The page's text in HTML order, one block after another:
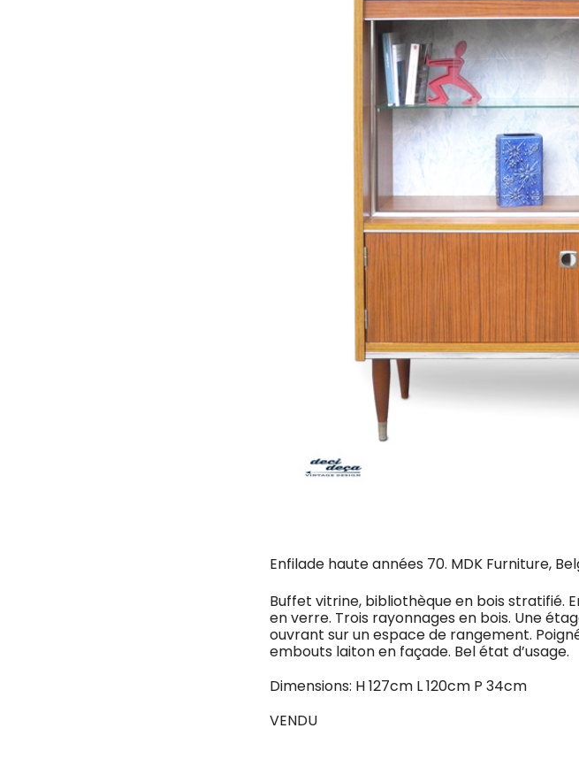
Enfilade haute années 70. MDK Furniture,
Buffet vitrine, bibliothèque en bois stratifié.
en verre. Trois rayonnages en bois. Une
ouvrant sur un espace de rangement.
embouts laiton en façade. Bel état d’usage.
Dimensions: H 127cm L 120cm P 34cm
VENDU